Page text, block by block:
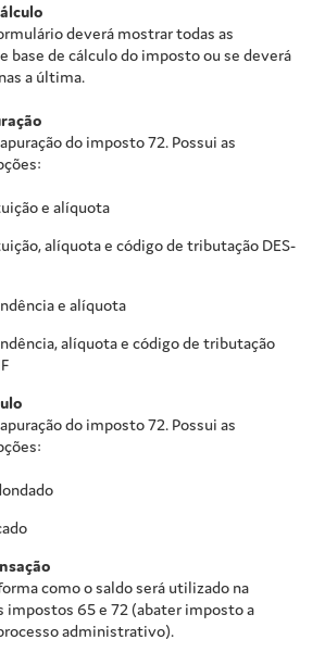
deverá mostrar todas as
base de cálculo do imposto ou se deverá
a última.
do imposto 72. Possui as
e alíquota
alíquota e código de tributação DES-
e alíquota
alíquota e código de tributação
do imposto 72. Possui as
como o saldo será utilizado na
impostos 65 e 72 (abater imposto a
administrativo).